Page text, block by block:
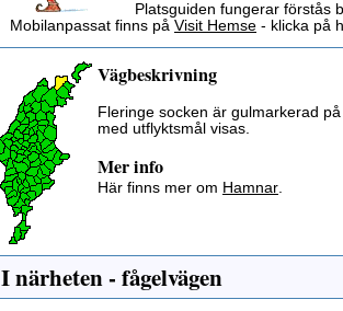
Platsguiden fungerar förstås
Mobilanpassat finns på Visit Hemse - klicka på
Vägbeskrivning
Fleringe socken är gulmarkerad
med utflyktsmål visas.
Mer info
Här finns mer om Hamnar.
I närheten - fågelvägen